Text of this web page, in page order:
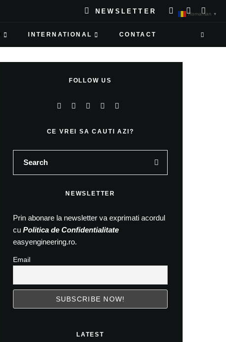
NEWSLETTER
INTERNATIONAL CONTACT
FOLLOW US
CE VREI SA CAUTI AZI?
NEWSLETTER
Prin abonare la newsletter va exprimati acordul
cu Politica de Confidentialitate
easyengineering.ro.
Email
LATEST
Romanian ▼